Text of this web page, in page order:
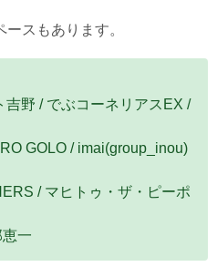
スもあります。
野 / でぶコーネリアスEX /
GOLO / imai(group_inou)
/ マヒトゥ・ザ・ピーポ
一